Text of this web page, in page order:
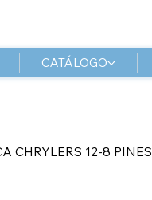
CATÁLOGO
CHRYLERS 12-8 PINES